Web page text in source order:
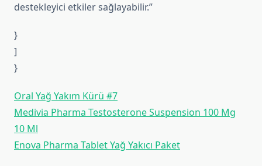
destekleyici etkiler sağlayabilir.”
}
]
}
Oral Yağ Yakım Kürü #7
Medivia Pharma Testosterone Suspension 100 Mg
10 Ml
Enova Pharma Tablet Yağ Yakıcı Paket